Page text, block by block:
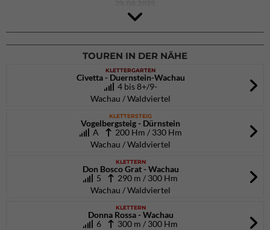
4Blocs KIDS 2026
DAV Kletter- & Boulderzentrum München Süd (Thalkirchen)
26.09.2026
TOUREN IN DER NÄHE
KLETTERGARTEN
Civetta - Duernstein-Wachau
4 bis 8+/9-
Wachau / Waldviertel
KLETTERSTEIG
Vogelbergsteig - Dürnstein
A 200 Hm / 330 Hm
Wachau / Waldviertel
KLETTERN
Don Bosco Grat - Wachau
5
290 m / 300 Hm
Wachau / Waldviertel
KLETTERN
Donna Rossa - Wachau
6
300 m / 300 Hm